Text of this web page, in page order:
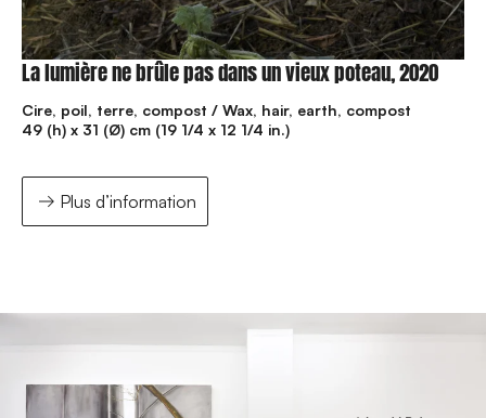
La lumière ne brûle pas dans un vieux poteau, 2020
Cire, poil, terre, compost / Wax, hair, earth, compost
49 (h) x 31 (Ø) cm (19 1/4 x 12 1/4 in.)
Plus d’information